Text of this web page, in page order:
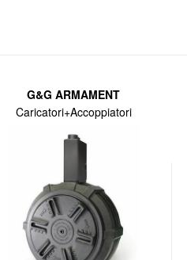
G&G ARMAMENT
Caricatori+Accoppiatori